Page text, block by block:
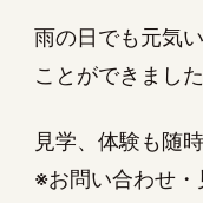
雨の日でも元気
ことができました
見学、体験も随
※お問い合わせ